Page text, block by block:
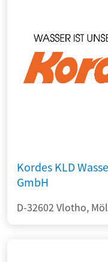
Kordes KLD
GmbH
D-32602 Vlotho,